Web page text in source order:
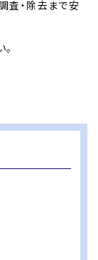
査・除去まで安